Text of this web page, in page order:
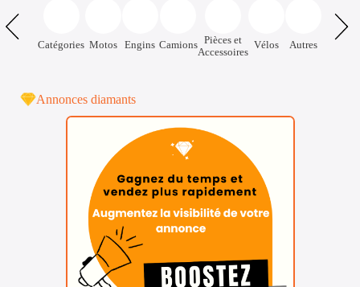
Catégories Motos Engins Camions Pièces et
Accessoires
Vélos Autres
Annonces diamants